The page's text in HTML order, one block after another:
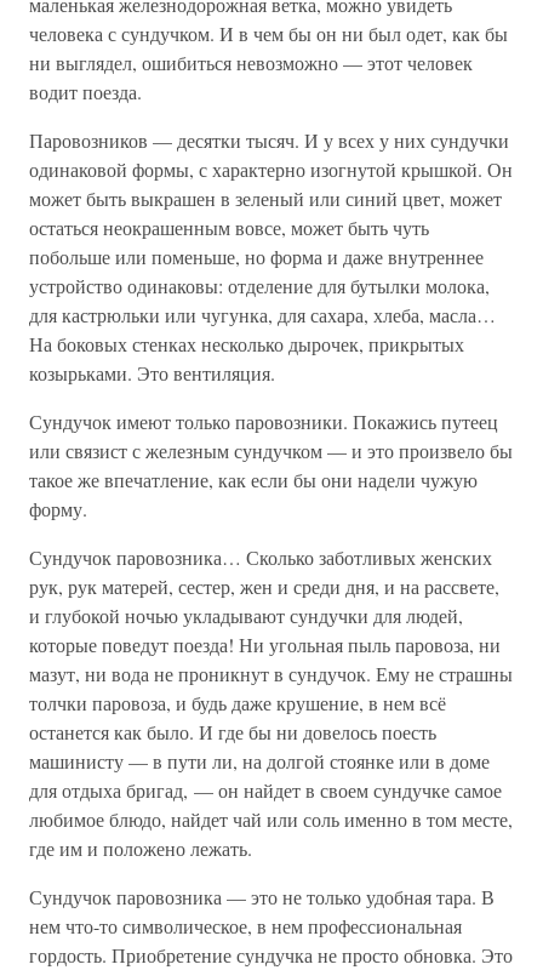
человека с сундучком. И в чем бы он ни был одет, как бы
ни выглядел, ошибиться невозможно — этот человек
водит поезда.
Паровозников — десятки тысяч. И у всех у них сундучки
одинаковой формы, с характерно изогнутой крышкой. Он
может быть выкрашен в зеленый или синий цвет, может
остаться неокрашенным вовсе, может быть чуть
побольше или поменьше, но форма и даже внутреннее
устройство одинаковы: отделение для бутылки молока,
для кастрюльки или чугунка, для сахара, хлеба, масла…
На боковых стенках несколько дырочек, прикрытых
козырьками. Это вентиляция.
Сундучок имеют только паровозники. Покажись путеец
или связист с железным сундучком — и это произвело бы
такое же впечатление, как если бы они надели чужую
форму.
Сундучок паровозника… Сколько заботливых женских
рук, рук матерей, сестер, жен и среди дня, и на рассвете,
и глубокой ночью укладывают сундучки для людей,
которые поведут поезда! Ни угольная пыль паровоза, ни
мазут, ни вода не проникнут в сундучок. Ему не страшны
толчки паровоза, и будь даже крушение, в нем всё
останется как было. И где бы ни довелось поесть
машинисту — в пути ли, на долгой стоянке или в доме
для отдыха бригад, — он найдет в своем сундучке самое
любимое блюдо, найдет чай или соль именно в том месте,
где им и положено лежать.
Сундучок паровозника — это не только удобная тара. В
нем что-то символическое, в нем профессиональная
гордость. Приобретение сундучка не просто обновка. Это